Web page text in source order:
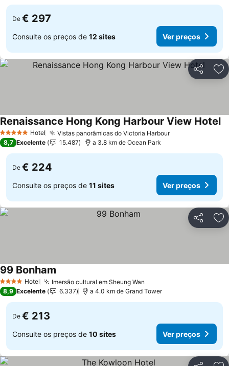
De € 297
Consulte os preços de 12 sites Ver preços
Partilhar
5 Estrelas Hotel Vistas panorâmicas do Victoria HarbourVer preços
Renaissance Hong Kong Harbour View Hotel
8,7 Excelente 15.487 a 3.8 km de Ocean Park
De € 224
Consulte os preços de 11 sites Ver preços
Partilhar
4 EstrelasHotel Imersão cultural em Sheung Wan
99 Bonham
8,9 Excelente 6.337 a 4.0 km de Grand Tower
De € 213
Consulte os preços de 10 sites Ver preços